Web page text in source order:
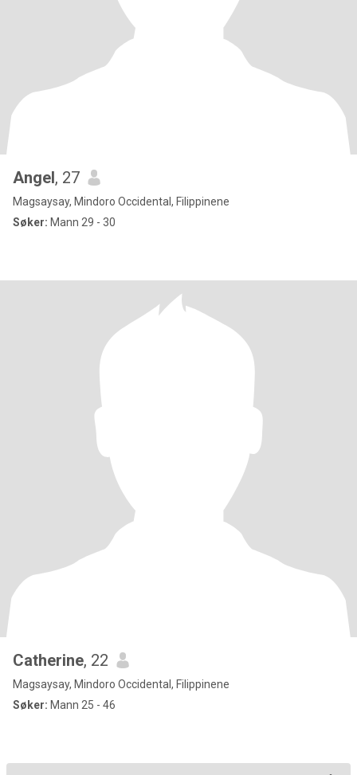
Angel, 27
Magsaysay, Mindoro Occidental, Filippinene
Søker: Mann 29 - 30
Catherine, 22
Magsaysay, Mindoro Occidental, Filippinene
Søker: Mann 25 - 46